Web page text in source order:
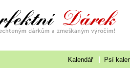
Kalendář Psí